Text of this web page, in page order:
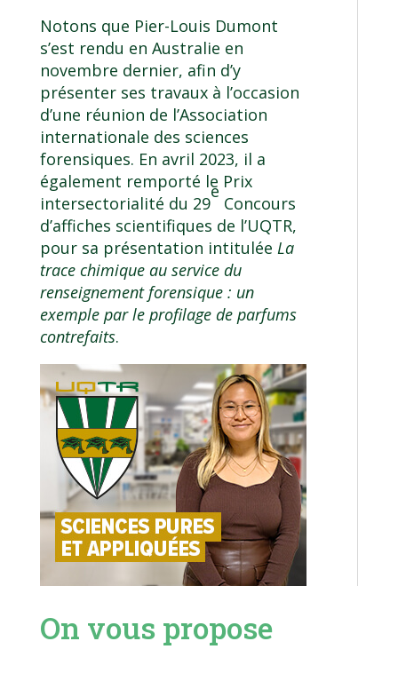
Notons que Pier-Louis Dumont
s’est rendu en Australie en
novembre dernier, afin d’y
présenter ses travaux à l’occasion
d’une réunion de l’Association
internationale des sciences
forensiques. En avril 2023, il a
également remporté le Prix
intersectorialité du 29
e
Concours
d’affiches scientifiques de l’UQTR,
pour sa présentation intitulée La
trace chimique au service du
renseignement forensique : un
exemple par le profilage de parfums
contrefaits.
On vous propose